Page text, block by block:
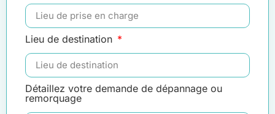
Lieu de destination
Détaillez votre demande de dépannage ou
remorquage